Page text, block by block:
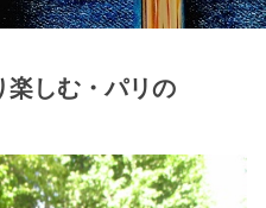
楽しむ・パリの